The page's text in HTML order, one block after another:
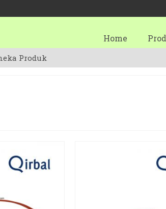
Home
Produk